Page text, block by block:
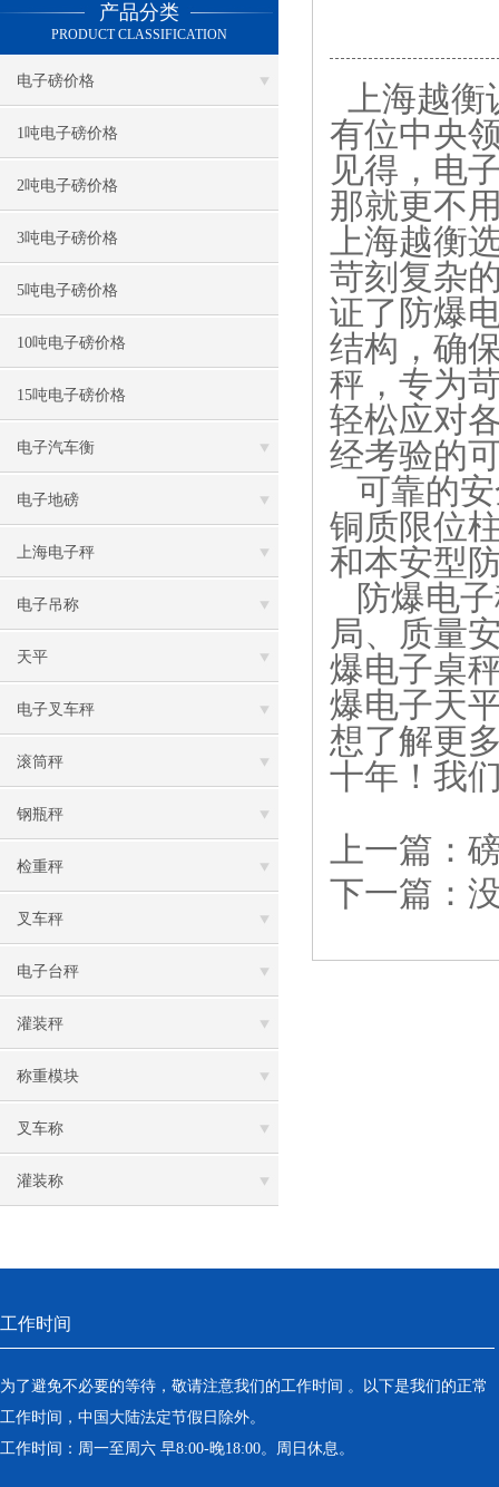
产品分类
PRODUCT CLASSIFICATION
电子磅价格
1吨电子磅价格
2吨电子磅价格
3吨电子磅价格
5吨电子磅价格
10吨电子磅价格
15吨电子磅价格
电子汽车衡
电子地磅
上海电子秤
电子吊称
天平
电子叉车秤
滚筒秤
钢瓶秤
检重秤
叉车秤
电子台秤
灌装秤
称重模块
叉车称
灌装称
上海越衡
有位中央
见得， 电
那就更不
上海越衡
苛刻复杂
证了防爆
结构，确
秤，专为
轻松应对
经考验的
可靠的安
铜质限位
和本安型
防爆电
局、质量
爆电子桌
爆电子天
想了解更
十年！我
上一篇：
下一篇：
工作时间
为了避免不必要的等待，敬请注意我们的工作时间 。以下是我们的正常
工作时间，中国大陆法定节假日除外。
工作时间：周一至周六 早8:00-晚18:00。周日休息。